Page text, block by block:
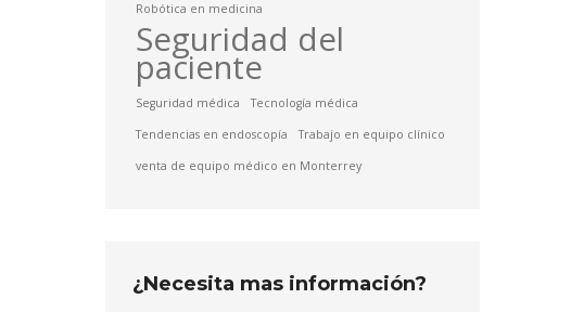
Robótica en medicina
Seguridad del
paciente
Seguridad médica Tecnología médica
Tendencias en endoscopía Trabajo en equipo clínico
venta de equipo médico en Monterrey
¿Necesita mas información?